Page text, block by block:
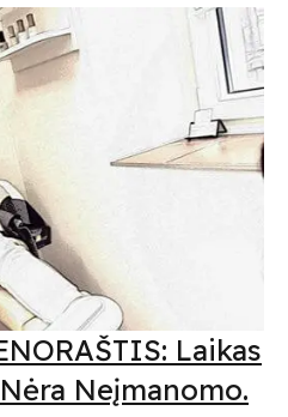
Laikas
Neįmanomo.